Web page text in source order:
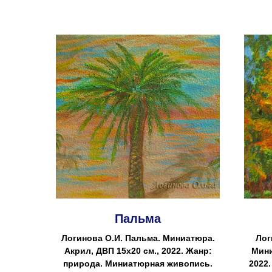
Пальма
Логинова О.И. Пальма. Миниатюра.
Акрил, ДВП 15х20 см., 2022. Жанр:
природа. Миниатюрная живопись.